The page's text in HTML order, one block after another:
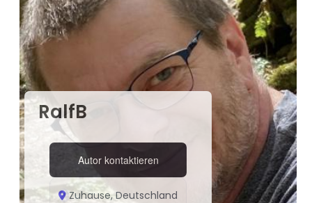
RalfB
Autor kontaktieren
Zuhause, Deutschland